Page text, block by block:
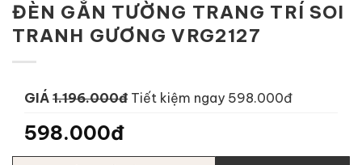
ĐÈN GẮN TƯỜNG TRANG TRÍ SOI
TRANH GƯƠNG VRG2127
GIÁ 1.196.000đ Tiết kiệm ngay 598.000đ
598.000đ